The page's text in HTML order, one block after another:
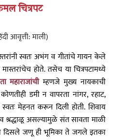
चित्रपट
आवृत्ती: माली)
स्वतः अभंग व गीतांचे गायन केले
होते. तसेच या चित्रपटामध्ये
महाराजांचीम्हणजे मुख्य नायकाची
डमी न वापरता नांगर, रहाट,
मेहनत करून दिली होती. शिवाय
श्रद्धाळू असल्यामुळे संत सावता माळी
दिसले जणू ही भूमिका ते जगले इतका